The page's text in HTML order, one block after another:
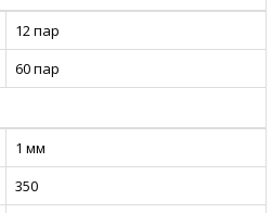
12 пар
60 пар
1 мм
350